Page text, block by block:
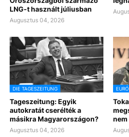
LNG-t használt júliusban
Augusztus 04, 2026
DIE TAGESZEITUNG
Tageszeitung: Egyik
autokratát cserélték a
másikra Magyarországon?
Augusztus 04, 2026
nem